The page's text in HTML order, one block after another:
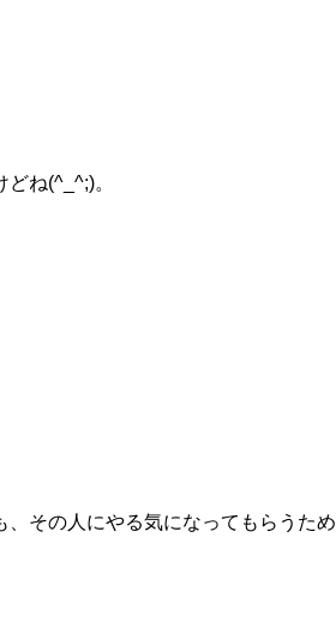
ね(^_^;)。
その人にやる気になってもらうため